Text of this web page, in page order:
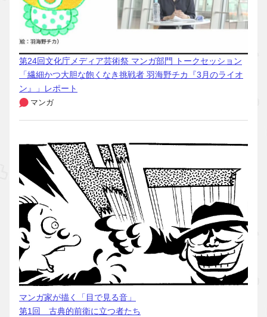
第24回文化庁メディア芸術祭 マンガ部門 トークセッション
「繊細かつ大胆な飽くなき挑戦者 羽海野チカ『3月のライオ
ン』」レポート
マンガ
マンガ家が描く「目で見る音」
第1回 古典的前衛に立つ者たち